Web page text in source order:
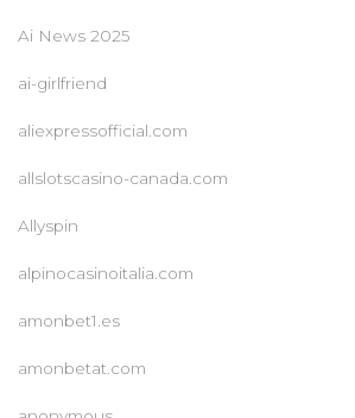
Ai News 2025
ai-girlfriend
aliexpressofficial.com
allslotscasino-canada.com
Allyspin
alpinocasinoitalia.com
amonbet1.es
amonbetat.com